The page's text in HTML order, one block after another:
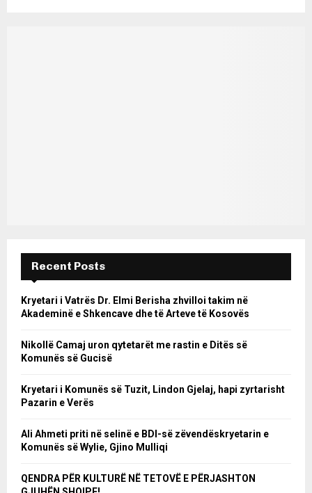
Recent Posts
Kryetari i Vatrës Dr. Elmi Berisha zhvilloi takim në
Akademinë e Shkencave dhe të Arteve të Kosovës
Nikollë Camaj uron qytetarët me rastin e Ditës së
Komunës së Gucisë
Kryetari i Komunës së Tuzit, Lindon Gjelaj, hapi zyrtarisht
Pazarin e Verës
Ali Ahmeti priti në selinë e BDI-së zëvendëskryetarin e
Komunës së Wylie, Gjino Mulliqi
QENDRA PËR KULTURË NË TETOVË E PËRJASHTON